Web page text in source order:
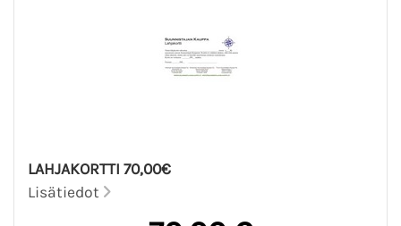
LAHJAKORTTI 70,00€
Lisätiedot